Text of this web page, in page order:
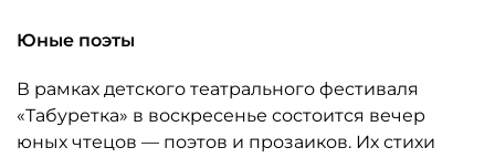
Юные поэты
В рамках детского театрального фестиваля
«Табуретка» в воскресенье состоится вечер
юных чтецов — поэтов и прозаиков. Их стихи